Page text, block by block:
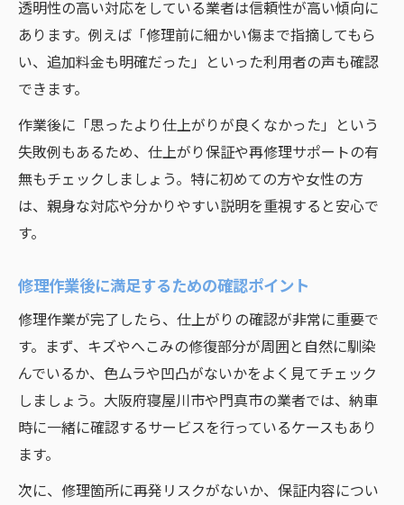
透明性の高い対応をしている業者は信頼性が高い傾向に
あります。例えば「修理前に細かい傷まで指摘してもら
い、追加料金も明確だった」といった利用者の声も確認
できます。
作業後に「思ったより仕上がりが良くなかった」という
失敗例もあるため、仕上がり保証や再修理サポートの有
無もチェックしましょう。特に初めての方や女性の方
は、親身な対応や分かりやすい説明を重視すると安心で
す。
修理作業後に満足するための確認ポイント
修理作業が完了したら、仕上がりの確認が非常に重要で
す。まず、キズやへこみの修復部分が周囲と自然に馴染
んでいるか、色ムラや凹凸がないかをよく見てチェック
しましょう。大阪府寝屋川市や門真市の業者では、納車
時に一緒に確認するサービスを行っているケースもあり
ます。
次に、修理箇所に再発リスクがないか、保証内容につい